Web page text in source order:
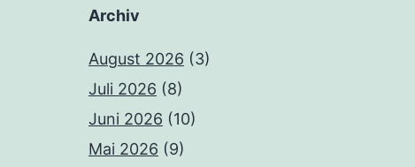
Archiv
August 2026 (3)
Juli 2026 (8)
Juni 2026 (10)
Mai 2026 (9)